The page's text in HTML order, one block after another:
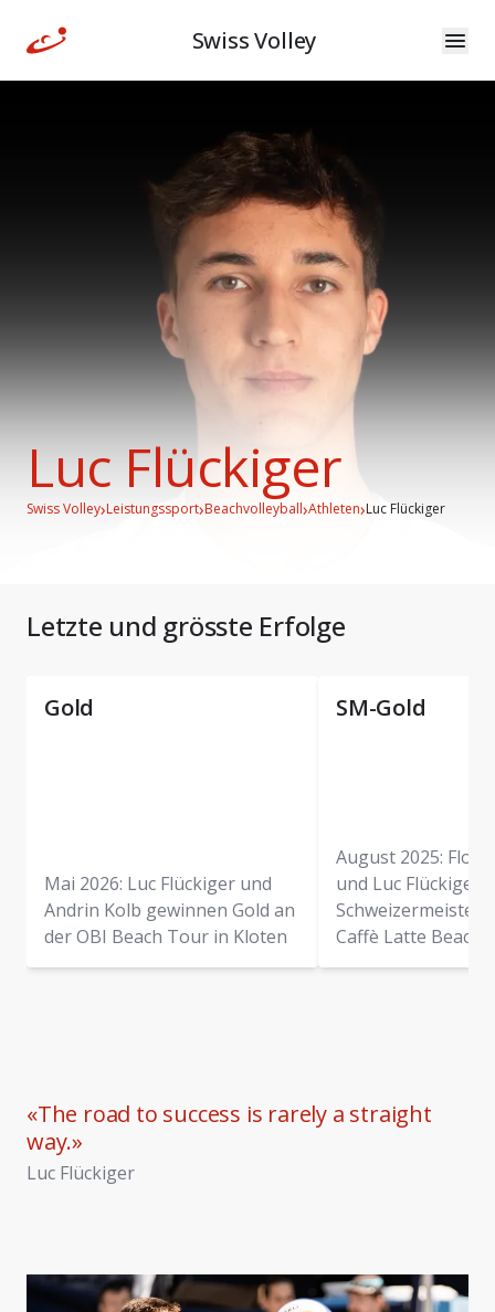
Swiss Volley
Luc Flückiger
Swiss Volley›Leistungssport›Beachvolleyball›Athleten›Luc Flückiger
Letzte und grösste Erfolge
Gold
Mai 2026: Luc Flückiger und
Andrin Kolb gewinnen Gold an
der OBI Beach Tour in Kloten
SM-Gold
August 2025:
und Luc Flückiger,
Schweizermeister
Caffè Latte
«The road to success is rarely a straight
way.»
Luc Flückiger